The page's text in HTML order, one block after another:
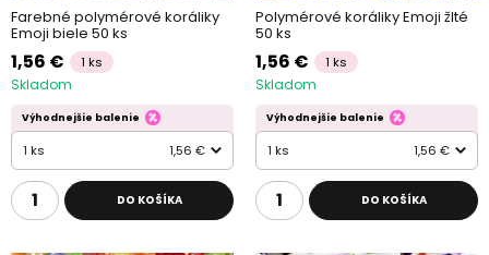
Farebné polymérové koráliky
Emoji biele 50 ks
1,56 € 1 ks
Skladom
Výhodnejšie balenie
1 ks 1,56 €
DO KOŠÍKA
Polymérové koráliky Emoji žlté
50 ks
1,56 € 1 ks
Skladom
Výhodnejšie balenie
1 ks 1,56 €
DO KOŠÍKA